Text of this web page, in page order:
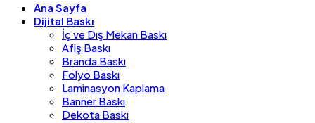
Ana Sayfa
Dijital Baskı
İç ve Dış Mekan Baskı
Afiş Baskı
Branda Baskı
Folyo Baskı
Laminasyon Kaplama
Banner Baskı
Dekota Baskı